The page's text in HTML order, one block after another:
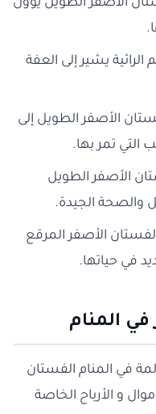
الأصفر الطويل يؤول
يشير إلى العفة
الأصفر الطويل إلى
تمر بها.
الأصفر الطويل
والصحة الجيدة.
الأصفر المرقع
في حياتها.
في المنام
في المنام الفستان
و الأرباح الخاصة